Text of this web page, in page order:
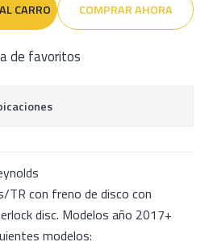
CARRO COMPRAR AHORA
de favoritos
TR con freno de disco con
disc. Modelos año 2017+
modelos: